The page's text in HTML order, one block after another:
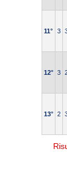
11° 3
12° 3
13° 2